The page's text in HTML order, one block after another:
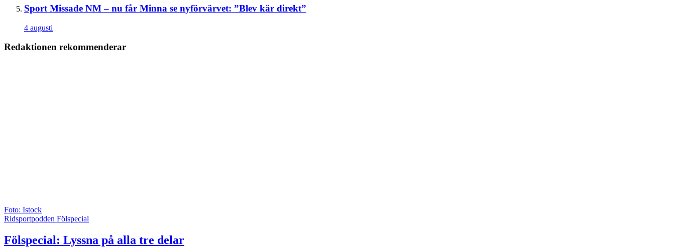
Sport Missade NM – nu får Minna se nyförvärvet: ”Blev kär direkt”
4 augusti
Redaktionen rekommenderar
Foto: Istock
Ridsportpodden Fölspecial
Fölspecial: Lyssna på alla tre delar